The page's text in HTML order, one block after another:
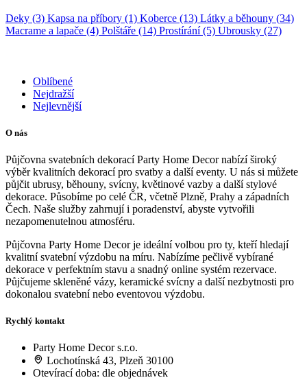
Deky (3) Kapsa na příbory (1) Koberce (13) Látky a běhouny (34)
Macrame a lapače (4) Polštáře (14) Prostírání (5) Ubrousky (27)
Oblíbené
Nejdražší
Nejlevnější
O nás
Půjčovna svatebních dekorací Party Home Decor nabízí široký
výběr kvalitních dekorací pro svatby a další eventy. U nás si můžete
půjčit ubrusy, běhouny, svícny, květinové vazby a další stylové
dekorace. Působíme po celé ČR, včetně Plzně, Prahy a západních
Čech. Naše služby zahrnují i poradenství, abyste vytvořili
nezapomenutelnou atmosféru.
Půjčovna Party Home Decor je ideální volbou pro ty, kteří hledají
kvalitní svatební výzdobu na míru. Nabízíme pečlivě vybírané
dekorace v perfektním stavu a snadný online systém rezervace.
Půjčujeme skleněné vázy, keramické svícny a další nezbytnosti pro
dokonalou svatební nebo eventovou výzdobu.
Rychlý kontakt
Party Home Decor s.r.o.
Lochotínská 43, Plzeň 30100
Otevírací doba: dle objednávek